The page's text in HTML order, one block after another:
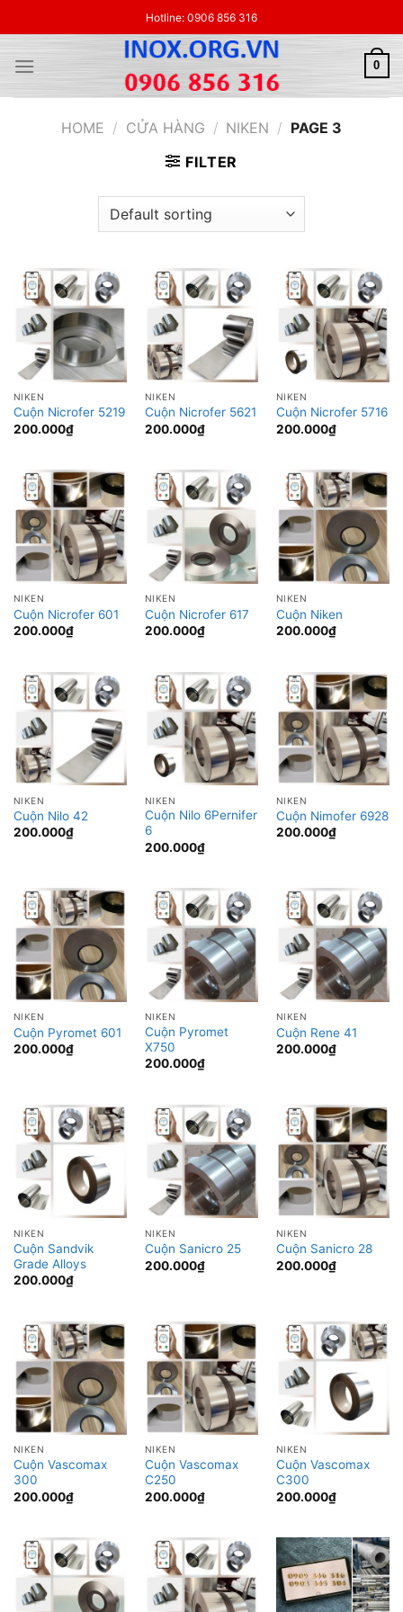
to
Hotline: 0906 856 316
0
HOME / CỬA HÀNG / NIKEN / PAGE 3
FILTER
NIKEN
Cuộn Nicrofer 5219
200.000₫
NIKEN
Cuộn Nicrofer 5621
200.000₫
NIKEN
Cuộn Nicrofer 5716
200.000₫
NIKEN
Cuộn Nicrofer 601
200.000₫
NIKEN
Cuộn Nicrofer 617
200.000₫
NIKEN
Cuộn Niken
200.000₫
NIKEN
Cuộn Nilo 42
200.000₫
NIKEN
Cuộn Nilo 6Pernifer
6
200.000₫
NIKEN
Cuộn Nimofer 6928
200.000₫
NIKEN
Cuộn Pyromet 601
200.000₫
NIKEN
Cuộn Pyromet
X750
200.000₫
NIKEN
Cuộn Rene 41
200.000₫
NIKEN
Cuộn Sandvik
Grade Alloys
200.000₫
NIKEN
Cuộn Sanicro 25
200.000₫
NIKEN
Cuộn Sanicro 28
200.000₫
NIKEN
Cuộn Vascomax
300
200.000₫
NIKEN
Cuộn Vascomax
C250
200.000₫
NIKEN
Cuộn Vascomax
C300
200.000₫